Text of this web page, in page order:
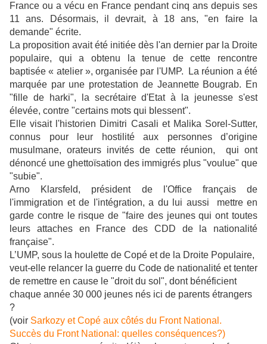
France ou a vécu en France pendant cinq ans depuis ses
11 ans. Désormais, il devrait, à 18 ans, "en faire la
demande" écrite.
La proposition avait été initiée dès l'an dernier par la Droite
populaire, qui a obtenu la tenue de cette rencontre
baptisée « atelier », organisée par l'UMP. La réunion a été
marquée par une protestation de Jeannette Bougrab. En
"fille de harki", la secrétaire d'Etat à la jeunesse s'est
élevée, contre "certains mots qui blessent".
Elle visait l'historien Dimitri Casali et Malika Sorel-Sutter,
connus pour leur hostilité aux personnes d’origine
musulmane, orateurs invités de cette réunion, qui ont
dénoncé une ghettoïsation des immigrés plus "voulue" que
"subie".
Arno Klarsfeld, président de l'Office français de
l'immigration et de l'intégration, a du lui aussi mettre en
garde contre le risque de "faire des jeunes qui ont toutes
leurs attaches en France des CDD de la nationalité
française".
L’UMP, sous la houlette de Copé et de la Droite Populaire,
veut-elle relancer la guerre du Code de nationalité et tenter
de remettre en cause le "droit du sol", dont bénéficient
chaque année 30 000 jeunes nés ici de parents étrangers
?
(voir Sarkozy et Copé aux côtés du Front National.
Succès du Front National: quelles conséquences?)